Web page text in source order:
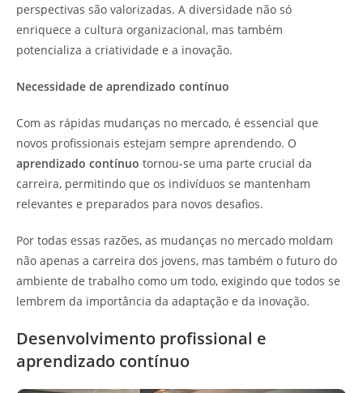
perspectivas são valorizadas. A diversidade não só
enriquece a cultura organizacional, mas também
potencializa a criatividade e a inovação.
Necessidade de aprendizado contínuo
Com as rápidas mudanças no mercado, é essencial que
novos profissionais estejam sempre aprendendo. O
aprendizado contínuo tornou-se uma parte crucial da
carreira, permitindo que os indivíduos se mantenham
relevantes e preparados para novos desafios.
Por todas essas razões, as mudanças no mercado moldam
não apenas a carreira dos jovens, mas também o futuro do
ambiente de trabalho como um todo, exigindo que todos se
lembrem da importância da adaptação e da inovação.
Desenvolvimento profissional e
aprendizado contínuo